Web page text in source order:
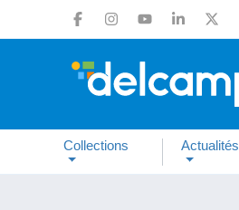
Collections Actualités